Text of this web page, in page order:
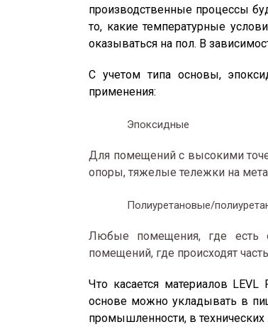
производственные процессы
то, какие температурные
оказываться на пол. В
С учетом типа основы,
применения:
Эпоксидные
Для помещений с высокими
опоры, тяжелые тележки на
Полиуретановые/
Любые помещения, где есть
помещений, где происходят
Что касается материалов
основе можно укладывать в
промышленности, в